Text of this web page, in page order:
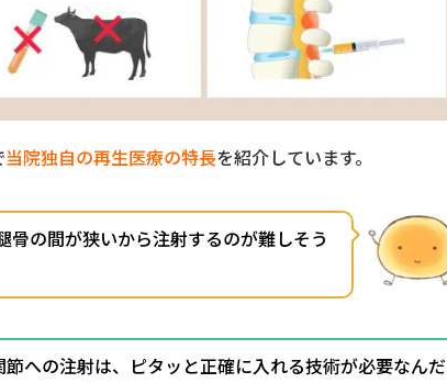
当院独自の再生医療の特長を紹介しています。
の間が狭いから注射するのが難しそう
への注射は、ピタッと正確に入れる技術が必要なんだ